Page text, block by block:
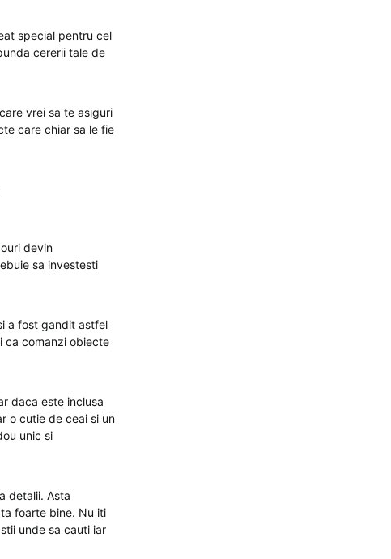
special pentru cel
cererii tale de
vrei sa te asiguri
care chiar sa le fie
devin
sa investesti
a fost gandit astfel
ca comanzi obiecte
daca este inclusa
o cutie de ceai si un
unic si
detalii. Asta
foarte bine. Nu iti
unde sa cauti iar